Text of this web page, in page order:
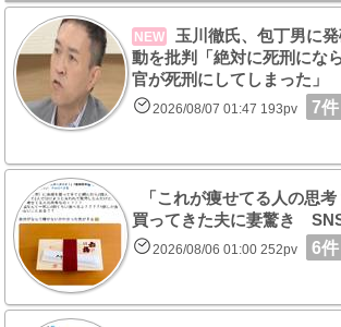
NEW
玉川徹氏、包丁男に
動を批判「絶対に死刑にな
官が死刑にしてしまった」
2026/08/07 01:47 193pv 7件
「これが痩せてる人の思
買ってきた夫に妻驚き
2026/08/06 01:00 252pv 6件